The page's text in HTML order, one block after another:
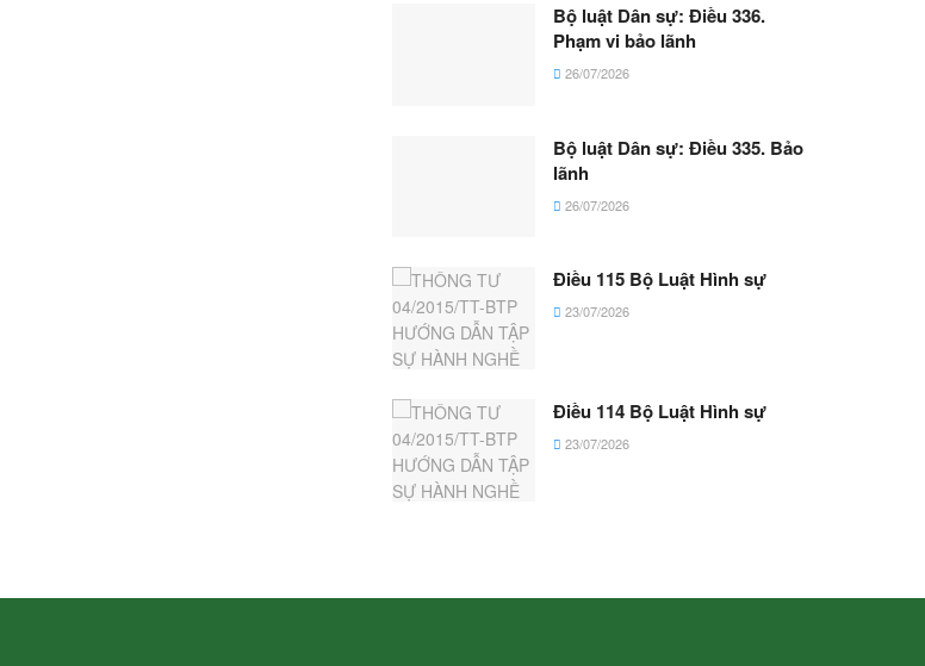
Bộ luật Dân sự: Điều 336.
Phạm vi bảo lãnh
26/07/2026
Bộ luật Dân sự: Điều 335. Bảo
lãnh
26/07/2026
Điều 115 Bộ Luật Hình sự
23/07/2026
Điều 114 Bộ Luật Hình sự
23/07/2026